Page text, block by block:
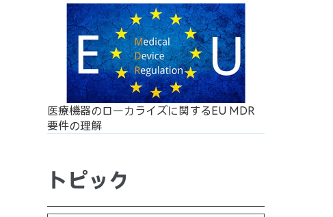
医療機器のローカライズに関するEU MDR
要件の理解
トピック